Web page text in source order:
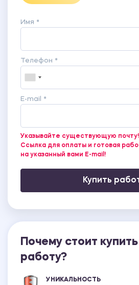
Имя *
Телефон *
E-mail *
Указывайте существующую почту!
Ссылка для оплаты и готовая
на указанный вами E-mail!
Купить
Почему стоит
работу?
УНИКАЛЬНОСТЬ